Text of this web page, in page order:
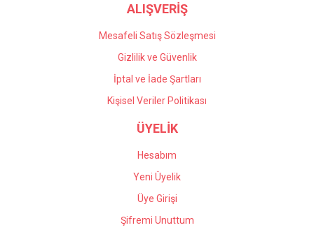
ALIŞVERİŞ
Mesafeli Satış Sözleşmesi
Gizlilik ve Güvenlik
İptal ve İade Şartları
Kişisel Veriler Politikası
ÜYELİK
Hesabım
Yeni Üyelik
Üye Girişi
Şifremi Unuttum